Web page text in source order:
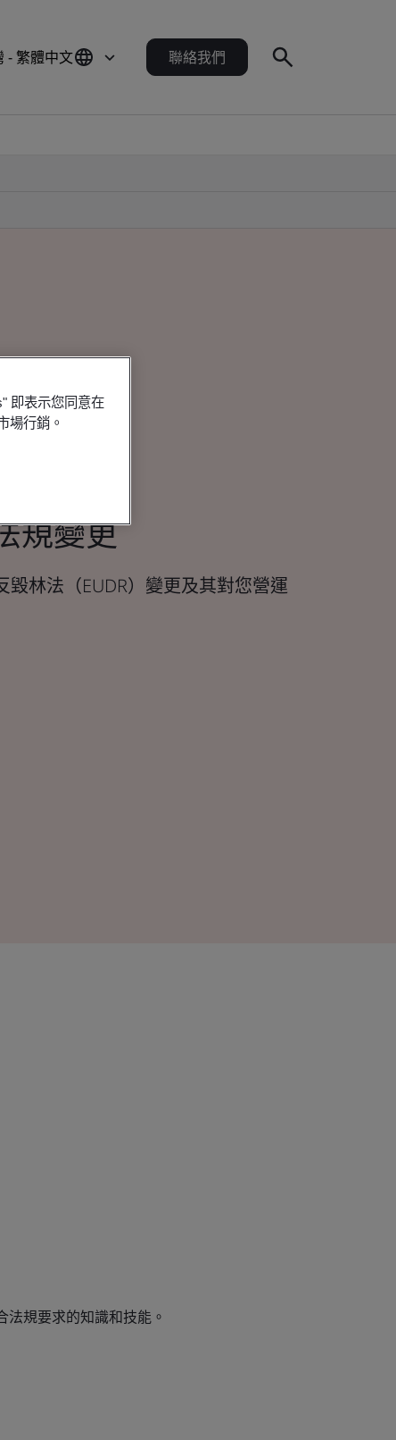
- 繁體中文 聯絡我們
規變更
林法（EUDR）變更及其對您營運
規要求的知識和技能。
即表示您同意在
場行銷。